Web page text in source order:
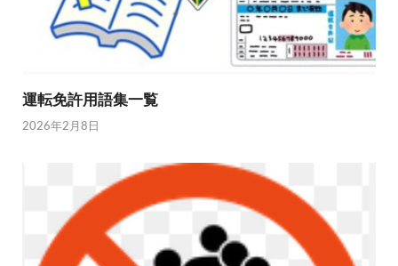
運転免許用語集一覧
2026年2月8日